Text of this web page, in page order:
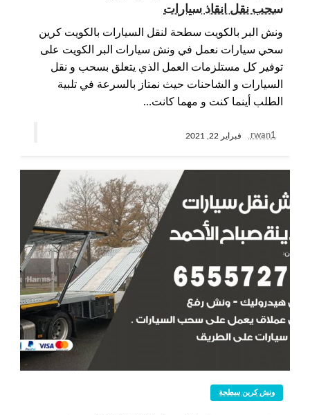
سحب نقل انقاذ سيارات
ونش البر بالكويت سطحة لنقل السيارات بالكويت كرين
سحي سيارات نعمل في ونش سيارات البر الكويت على
توفير كل مستلزمات العمل الذي يتعلق بسحب و نقل
السيارات و الشاحنات حيث نمتاز بالسرعة في تلبية
الطلب أينما كنت و مهما كانت…
rwan1 فبراير 22, 2021
ونش كرين سطحة